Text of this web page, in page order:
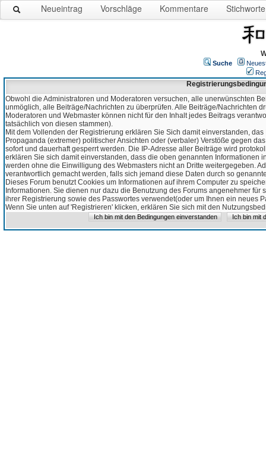
Neueintrag Vorschläge Kommentare Stichworte
Suche
Obwohl die Administratoren und Moderatoren versuchen, alle unerwünschten
unmöglich, alle Beiträge/Nachrichten zu überprüfen. Alle Beiträge/Nachrichten
Moderatoren und Webmaster können nicht für den Inhalt jedes Beitrags
tatsächlich von diesen stammen).
Mit dem Vollenden der Registrierung erklären Sie Sich damit einverstanden,
Propaganda (extremer) politischer Ansichten oder (verbaler) Verstöße gegen
sofort und dauerhaft gesperrt werden. Die IP-Adresse aller Beiträge wird
erklären Sie sich damit einverstanden, dass die oben genannten Informationen
werden ohne die Einwilligung des Webmasters nicht an Dritte weitergegeben.
verantwortlich gemacht werden, falls sich jemand diese Daten durch so
Dieses Forum benutzt Cookies um Informationen auf ihrem Computer zu
Informationen. Sie dienen nur dazu die Benutzung des Forums angenehmer
ihrer Registrierung sowie des Passwortes verwendet(oder um Ihnen ein neues
Wenn Sie unten auf 'Registrieren' klicken, erklären Sie sich mit den